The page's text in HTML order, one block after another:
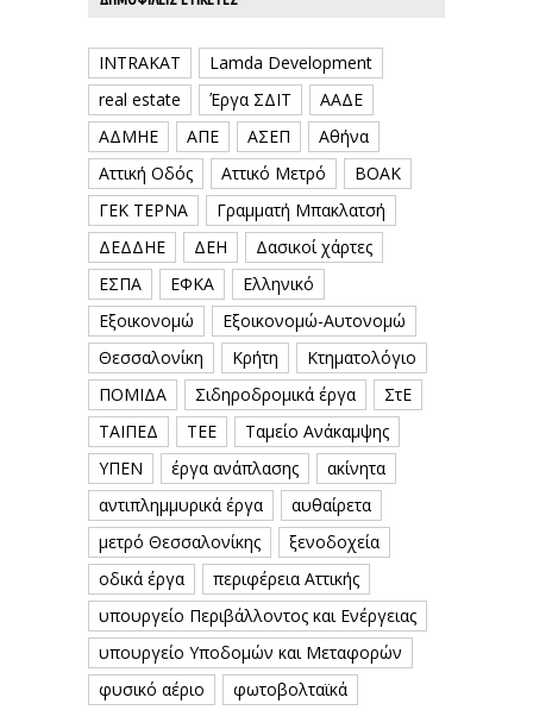
INTRAKAT
Lamda Development
real estate
Έργα ΣΔΙΤ
ΑΑΔΕ
ΑΔΜΗΕ
ΑΠΕ ΑΣΕΠ
Αθήνα
Αττική Οδός
Αττικό Μετρό
ΒΟΑΚ
ΓΕΚ ΤΕΡΝΑ
Γραμματή Μπακλατσή
ΔΕΔΔΗΕ
ΔΕΗ
Δασικοί χάρτες
ΕΣΠΑ
ΕΦΚΑ
Ελληνικό
Εξοικονομώ
Εξοικονομώ-Αυτονομώ
Θεσσαλονίκη
Κρήτη
Κτηματολόγιο
ΠΟΜΙΔΑ
Σιδηροδρομικά έργα
ΣτΕ
ΤΑΙΠΕΔ
ΤΕΕ
Ταμείο Ανάκαμψης
ΥΠΕΝ
έργα ανάπλασης
ακίνητα
αντιπλημμυρικά έργα
αυθαίρετα
μετρό Θεσσαλονίκης
ξενοδοχεία
οδικά έργα
περιφέρεια Αττικής
υπουργείο Περιβάλλοντος και Ενέργειας
υπουργείο Υποδομών και Μεταφορών
φυσικό αέριο
φωτοβολταϊκά